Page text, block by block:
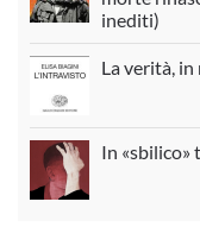
inediti)
La verità, in
In «sbilico»